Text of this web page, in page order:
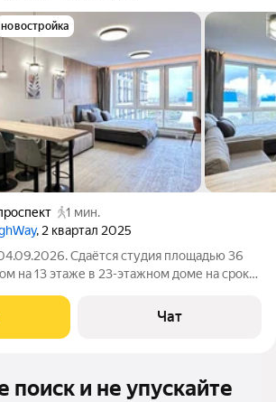
новостройка
1 мин.
, 2 квартал 2025
Сдаётся студия площадью 36
на 13 этаже в 23-этажном доме на срок
Чат
поиск и не упускайте